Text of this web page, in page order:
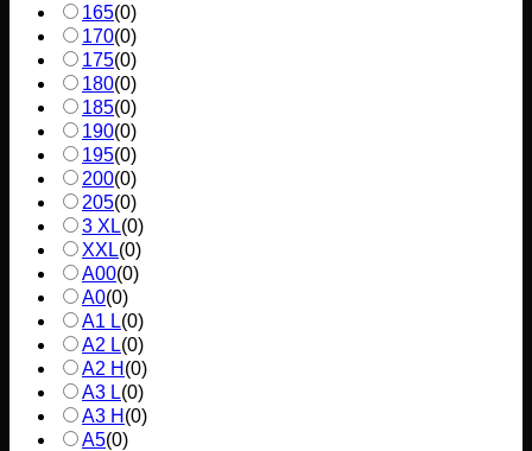
165(0)
170(0)
175(0)
180(0)
185(0)
190(0)
195(0)
200(0)
205(0)
3 XL(0)
XXL(0)
A00(0)
A0(0)
A1 L(0)
A2 L(0)
A2 H (0)
A3 L(0)
A3 H (0)
A5(0)